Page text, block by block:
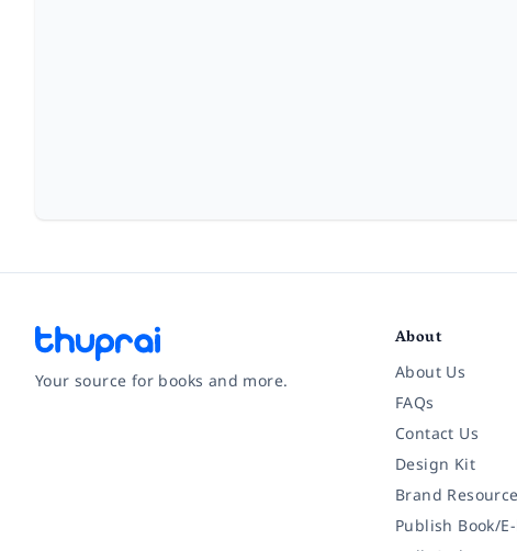
Your source for books and more.
About
About Us
FAQs
Contact Us
Design Kit
Brand
Publish Book/